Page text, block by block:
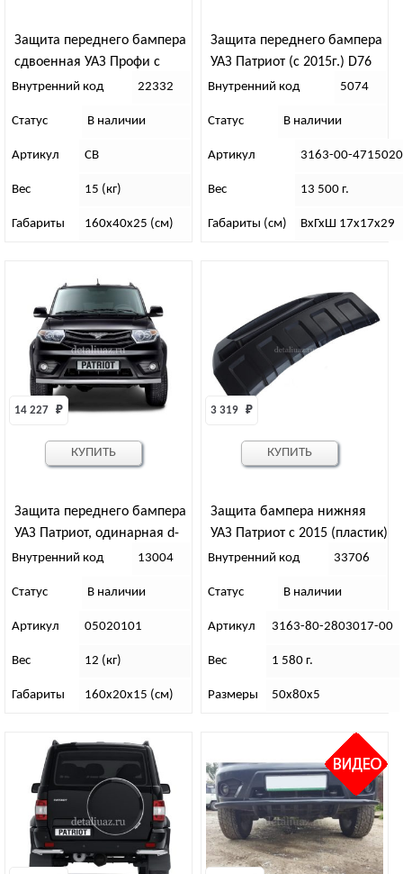
Защита переднего бампера
сдвоенная УАЗ Профи с
защитой рулевых тяг
Внутренний код 22332
Статус В наличии
Артикул СВ
Вес 15 (кг)
Габариты 160х40х25 (см)
Защита переднего бампера
УАЗ Патриот (с 2015г.) D76
нерж
Внутренний код 5074
Статус В наличии
Артикул 3163-00-
Вес 13 500 г.
Габариты (см) ВхГхШ 17х17х29
Защита переднего бампера
УАЗ Патриот, одинарная d-
63мм. (рест) НЕРЖ ХРОМ
14 227 ₽
Внутренний код 13004
Статус В наличии
Артикул 05020101
Вес 12 (кг)
Габариты 160х20х15 (см)
КУПИТЬ
Защита бампера нижняя
УАЗ Патриот с 2015 (пластик)
3 319 ₽
Внутренний код 33706
Статус В наличии
Артикул 3163-80-2803017-00
Вес 1 580 г.
Размеры 50х80х5
КУПИТЬ